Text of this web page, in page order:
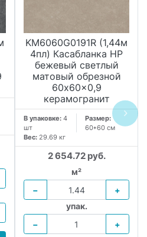
KM6060G0191R (1,44м
4пл) Касабланка HP
бежевый светлый
матовый обрезной
60x60x0,9
керамогранит
В упаковке: 4
шт
Размер:
60*60 см
Вес: 29.69 кг
2 654.72 руб.
м²
−
+
упак.
−
+